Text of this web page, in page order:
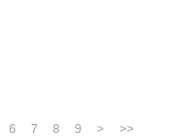
6 7 8 9 > >>